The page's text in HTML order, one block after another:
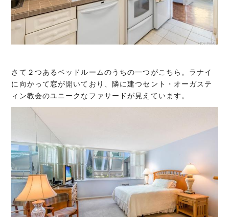
さて２つあるベッドルームのうちの一つがこちら。ラナイ
に向かって窓が開いており、隣に建つセント・オーガステ
ィン教会のユニークなファサードが見えています。